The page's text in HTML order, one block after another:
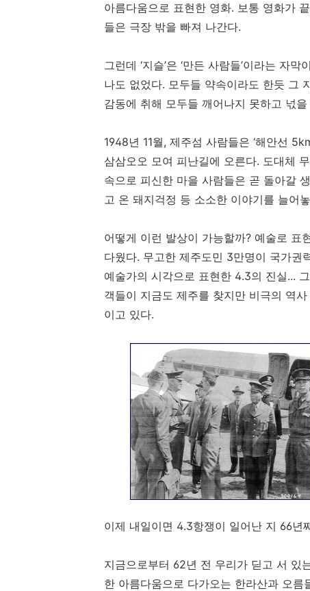
아름다움으로 표현한 영화. 보통 영화가
들은 극장 밖을 빠져 나간다.
그런데 ‘지슬’은 ‘만든 사람들’이라는 자
나도 없었다. 모두들 약속이라도 한듯 그
감동에 취해 모두들 깨어나지 못하고 넋
1948년 11월, 제주섬 사람들은 ‘해안선
삼삼오오 모여 피난길에 오른다. 도대체
속으로 피신한 마을 사람들은 곧 돌아갈
고 온 돼지걱정 등 소소한 이야기를 늘어
어떻게 이런 발상이 가능할까? 예술로 표
다웠다. 무고한 제주도민 3만명이 국가권
예술가의 시각으로 표현한 4․3의 진실...
객들이 지금도 제주를 찾지만 비극의 역
이고 있다.
이제 내일이면 4․3항쟁이 일어난 지 66년
지금으로부터 62년 전 우리가 딛고 서 있
한 아름다움으로 다가오는 한라산과 오